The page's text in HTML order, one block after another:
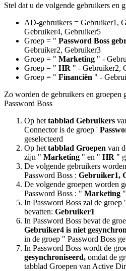
Stel dat u de volgende gebruikers en
AD-gebruikers = Gebruiker1 ,
Gebruiker4, Gebruiker5
Groep = " Password Boss
Gebruiker2, Gebruiker3
Groep = " Marketing " -
Groep = " HR " - Gebruiker2,
Groep = " Financiën " -
Zo worden de gebruikers en groepen
Password Boss
Op het tabblad Gebruikers
Connector is de groep '
geselecteerd
Op het tabblad Groepen van
zijn " Marketing " en " HR "
De volgende gebruikers worden
Password Boss : Gebruiker1,
De volgende groepen worden
Password Boss : " Marketing "
In Password Boss zal de groep
bevatten: Gebruiker1
In Password Boss bevat de
Gebruiker4 is niet
in de groep " Password Boss
In Password Boss wordt de
gesynchroniseerd, omdat de
tabblad Groepen van Active